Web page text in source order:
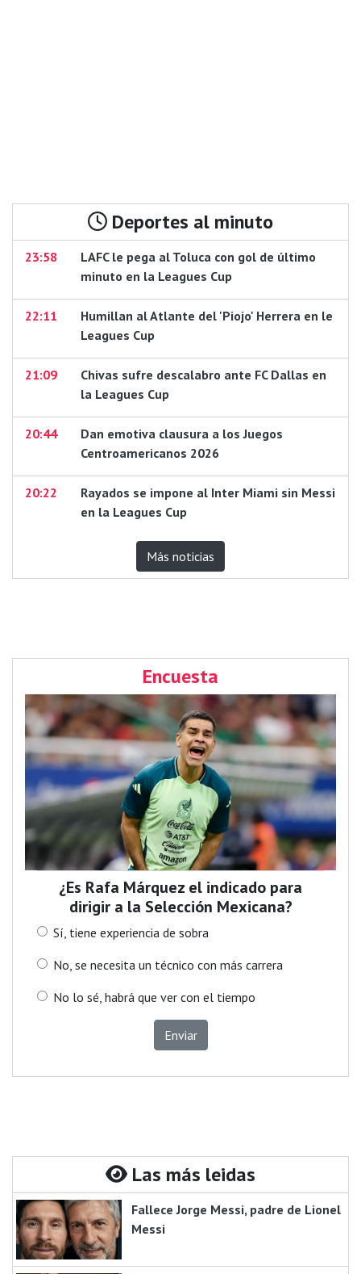
Deportes al minuto
23:58
LAFC le pega al Toluca con gol de último
minuto en la Leagues Cup
22:11
Humillan al Atlante del 'Piojo' Herrera en le
Leagues Cup
21:09
Chivas sufre descalabro ante FC Dallas en
la Leagues Cup
20:44
Dan emotiva clausura a los Juegos
Centroamericanos 2026
20:22
Rayados se impone al Inter Miami sin Messi
en la Leagues Cup
Más noticias
Encuesta
¿Es Rafa Márquez el indicado para
dirigir a la Selección Mexicana?
Sí, tiene experiencia de sobra
No, se necesita un técnico con más carrera
No lo sé, habrá que ver con el tiempo
Enviar
Las más leidas
Fallece Jorge Messi, padre de Lionel
Messi